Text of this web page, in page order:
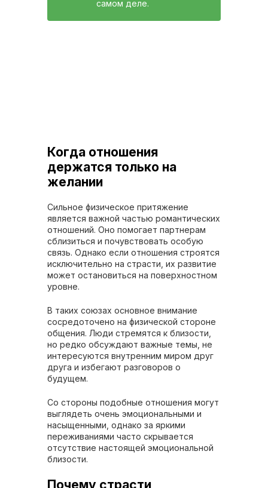
самом деле.
Когда отношения
держатся только на
желании
Сильное физическое притяжение
является важной частью романтических
отношений. Оно помогает партнерам
сблизиться и почувствовать особую
связь. Однако если отношения строятся
исключительно на страсти, их развитие
может остановиться на поверхностном
уровне.
В таких союзах основное внимание
сосредоточено на физической стороне
общения. Люди стремятся к близости,
но редко обсуждают важные темы, не
интересуются внутренним миром друг
друга и избегают разговоров о
будущем.
Со стороны подобные отношения могут
выглядеть очень эмоциональными и
насыщенными, однако за яркими
переживаниями часто скрывается
отсутствие настоящей эмоциональной
близости.
Почему страсти